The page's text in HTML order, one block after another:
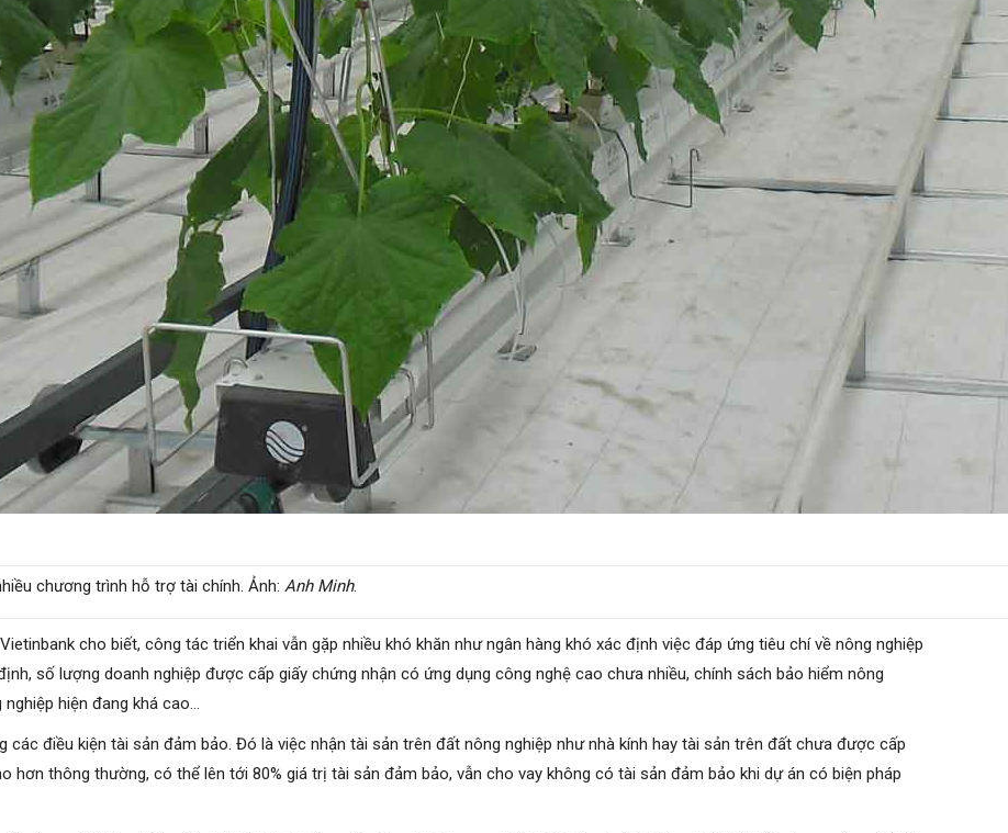
chương trình hỗ trợ tài chính. Ảnh: Anh Minh.
cho biết, công tác triển khai vẫn gặp nhiều khó khăn như ngân hàng khó xác định việc đáp ứng tiêu chí về nông nghiệp
số lượng doanh nghiệp được cấp giấy chứng nhận có ứng dụng công nghệ cao chưa nhiều, chính sách bảo hiểm nông
hiện đang khá cao…
các điều kiện tài sản đảm bảo. Đó là việc nhận tài sản trên đất nông nghiệp như nhà kính hay tài sản trên đất chưa được cấp
hơn thông thường, có thể lên tới 80% giá trị tài sản đảm bảo, vẫn cho vay không có tài sản đảm bảo khi dự án có biện pháp